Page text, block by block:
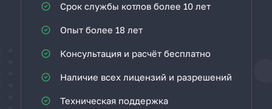
Срок службы котлов более 10 лет
Опыт более 18 лет
Консультация и расчёт бесплатно
Наличие всех лицензий и разрешений
Техническая поддержка